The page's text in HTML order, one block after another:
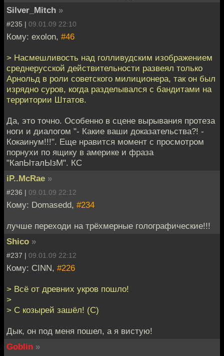
Silver_Mitch »
#235 | 09.01.09 22:10
Кому: exolon, #46
> Насмешливость над голливудским изображением
среднерусской действительности развеял только
Арнольд в роли советского милиционера, так он был
изрядно суров, когда разделывался с бандитами на
территории Штатов.
Да, это точно. Особенно в сцене вырывания протеза
ноги и диалогом "- Какие ваши доказательства?! -
Кокаинум!!!". Еще нравится момент с просмотром
порнухи по ящику в америке и фраза
"КапЫталЫзМ". КС
iP..McRae »
#236 | 09.01.09 22:12
Кому: Domasedd, #234
лучше переходи на трёхмерные голографические!!!
Shico »
#237 | 09.01.09 22:12
Кому: CINN, #226
> Всё от древних укров пошло!
>
> С козырей зашёл! (С)
Дык, он под меня пошел, а я вистую!
Goblin »